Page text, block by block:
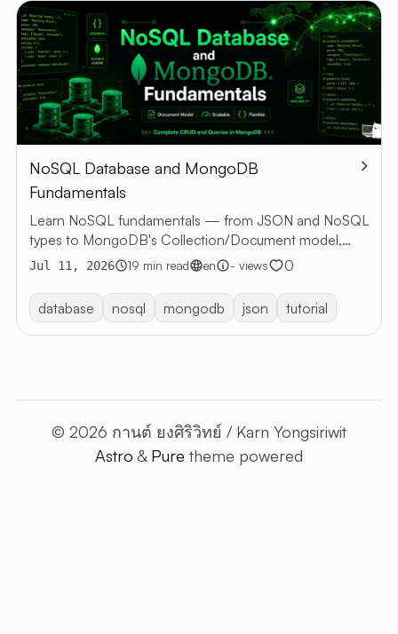
ABOUT
EN
NoSQL Database and MongoDB
Fundamentals
Learn NoSQL fundamentals — from JSON and NoSQL
types to MongoDB's Collection/Document model,
CRUD, and Aggregation, with examples and exercises.
Jul 11, 2026 19 min read en - views 0
database nosql mongodb json tutorial
© 2026 กานต์ ยงศิริวิทย์ / Karn Yongsiriwit
Astro & Pure theme powered